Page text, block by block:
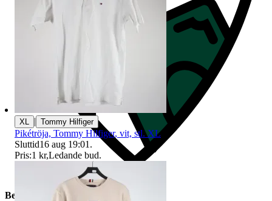
Beskrivning
XL | Tommy Hilfiger
Pikétröja, Tommy Hilfiger, vit, stl. XL
Sluttid16 aug 19:01 .
Pris:1 kr,Ledande bud.